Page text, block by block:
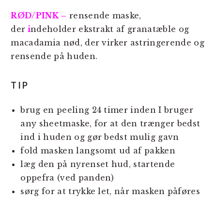
RØD/PINK – rensende maske,
der indeholder ekstrakt af granatæble og
macadamia nød, der virker astringerende og
rensende på huden.
TIP
brug en peeling 24 timer inden I bruger
any sheetmaske, for at den trænger bedst
ind i huden og gør bedst mulig gavn
fold masken langsomt ud af pakken
læg den på nyrenset hud, startende
oppefra (ved panden)
sørg for at trykke let, når masken påføres